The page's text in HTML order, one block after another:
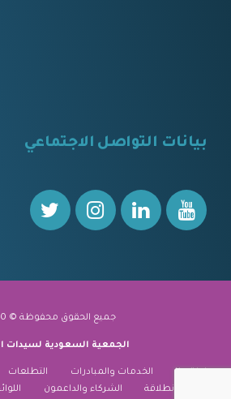
بيانات التواصل الاجتماعي
جميع الحقوق محفوظة © 2020
الجمعية السعودية لسيدات
نبذة عنا الخدمات والمبادرات التطلعات
منارة الانطلاقة
الشركاء والداعمون